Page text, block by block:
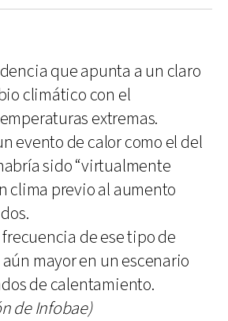
que apunta a un claro
climático con el
extremas.
evento de calor como el del
sido “virtualmente
clima previo al aumento
de ese tipo de
mayor en un escenario
de calentamiento.
de Infobae)